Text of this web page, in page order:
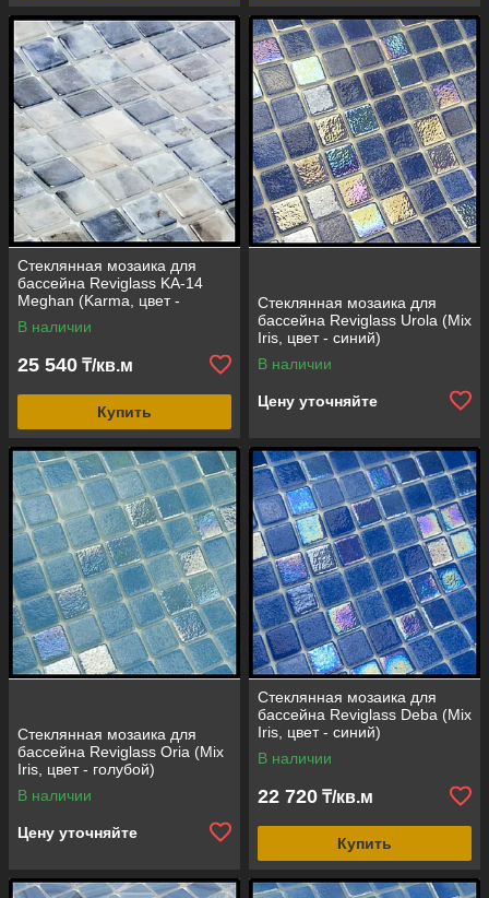
Стеклянная мозаика для
бассейна Reviglass KA-14
Meghan (Karma, цвет -
меган)
В наличии
25 540 ₸/кв.м
Купить
Стеклянная мозаика для
бассейна Reviglass Urola (Mix
Iris, цвет - синий)
В наличии
Цену уточняйте
Стеклянная мозаика для
бассейна Reviglass Oria (Mix
Iris, цвет - голубой)
В наличии
Цену уточняйте
Стеклянная мозаика для
бассейна Reviglass Deba (Mix
Iris, цвет - синий)
В наличии
22 720 ₸/кв.м
Купить